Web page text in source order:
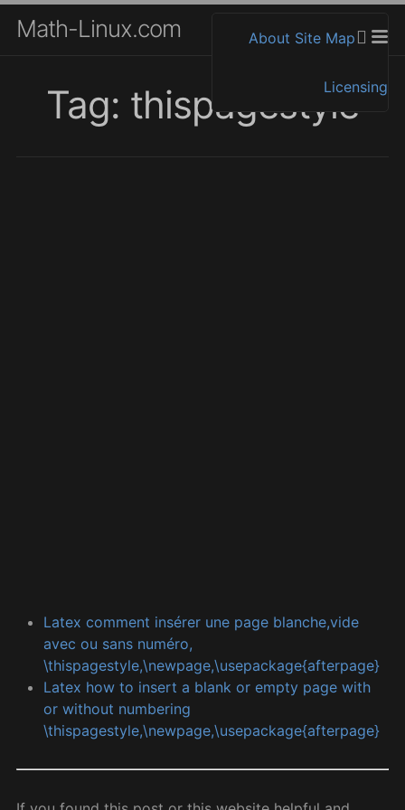
Math-Linux.com About Site Map
Licensing
Tag: thispagestyle
Latex comment insérer une page blanche,vide
avec ou sans numéro,
\thispagestyle,\newpage,\usepackage{afterpage}
Latex how to insert a blank or empty page with
or without numbering
\thispagestyle,\newpage,\usepackage{afterpage}